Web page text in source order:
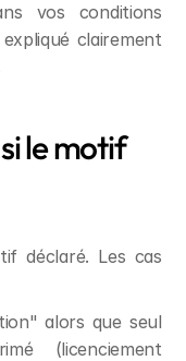
vos conditions
clairement
le motif
déclaré. Les cas
alors que seul
(licenciement